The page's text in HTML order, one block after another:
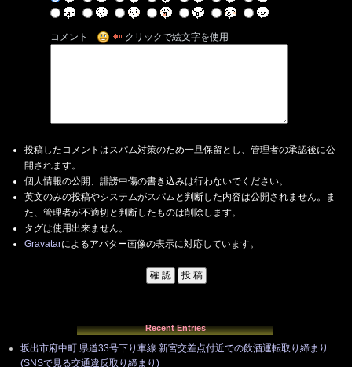
コメント クリックで絵文字を使用
投稿したコメントはスパム対策のため一旦保留とし、管理者の承認後に公
開されます。
個人情報の公開、誹謗中傷の書き込みは行わないでください。
英文のみの投稿やシステムがスパムと判断した内容は公開されません。ま
た、管理者が不適切と判断したものは削除します。
タグは使用出来ません。
Gravatarによるアバター画像の表示に対応しています。
Recent Entries
坂出市府中町 県道33号下り車線 新宮交差点付近での飲酒運転取り締まり
(SNSで見る交通違反取り締まり)